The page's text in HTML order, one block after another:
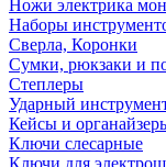
Ножи электрика
Наборы
Сверла, Коронки
Сумки, рюкзаки и
Степлеры
Ударный
Кейсы и
Ключи слесарные
Ключи для